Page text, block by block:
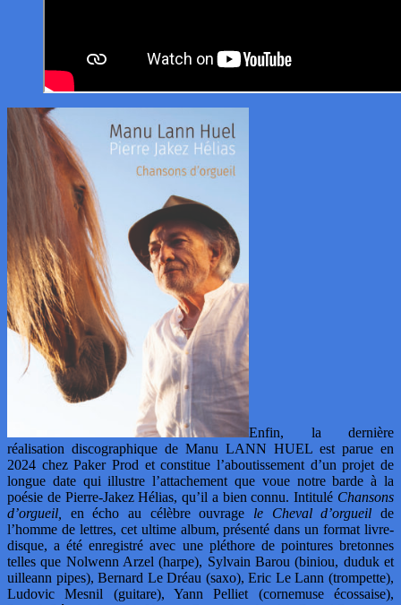
Enfin, la dernière
réalisation discographique de Manu LANN HUEL est parue en
2024 chez Paker Prod et constitue l’aboutissement d’un projet de
longue date qui illustre l’attachement que voue notre barde à la
poésie de Pierre-Jakez Hélias, qu’il a bien connu. Intitulé Chansons
d’orgueil,
en écho au célèbre ouvrage le Cheval d’orgueil de
l’homme de lettres, cet ultime album, présenté dans un format livre-
disque, a été enregistré avec une pléthore de pointures bretonnes
telles que Nolwenn Arzel (harpe), Sylvain Barou (biniou, duduk et
uilleann pipes), Bernard Le Dréau (saxo), Eric Le Lann (trompette),
Ludovic Mesnil (guitare), Yann Pelliet (cornemuse écossaise),